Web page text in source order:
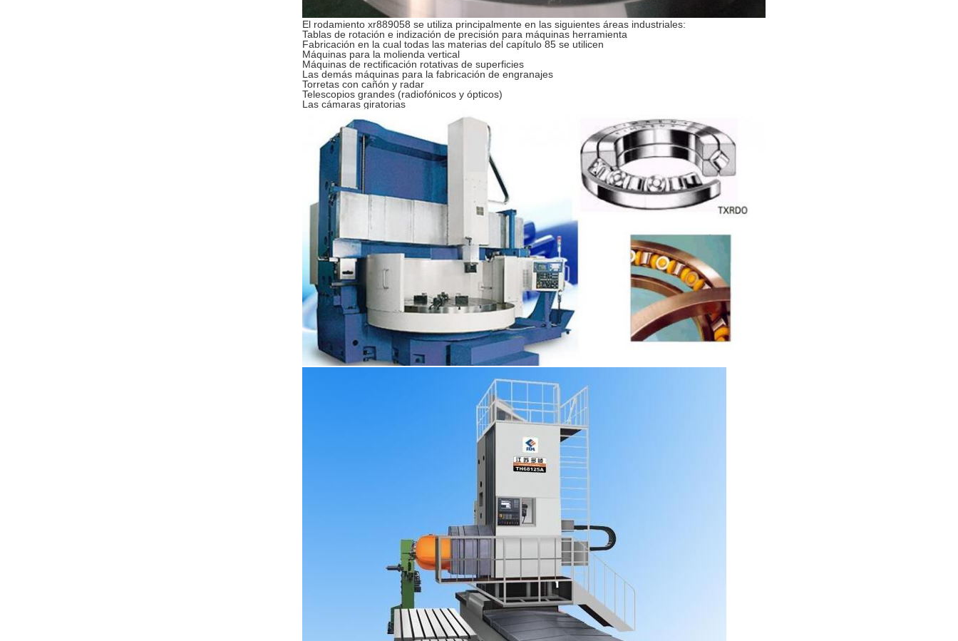
El rodamiento xr889058 se utiliza principalmente en las siguientes áreas industriales:
Tablas de rotación e indización de precisión para máquinas herramienta
Fabricación en la cual todas las materias del capítulo 85 se utilicen
Máquinas para la molienda vertical
Máquinas de rectificación rotativas de superficies
Las demás máquinas para la fabricación de engranajes
Torretas con cañón y radar
Telescopios grandes (radiofónicos y ópticos)
Las cámaras giratorias